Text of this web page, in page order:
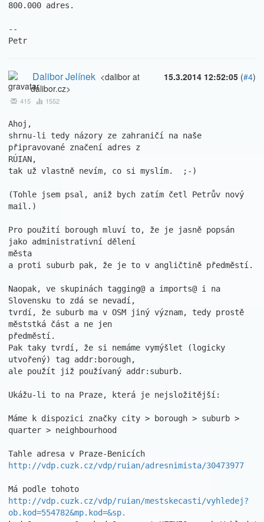
800.000 adres.
--
Petr
15.3.2014 12:52:05 (#4)
Dalibor Jelínek <dalibor at
dalibor.cz>
415 1552
Ahoj,
shrnu-li tedy názory ze zahraničí na naše
připravované značení adres z
RÚIAN,
tak už vlastně nevím, co si myslím.  ;-)
(Tohle jsem psal, aniž bych zatím četl Petrův nový
mail.)
Pro použití borough mluví to, že je jasně popsán
jako administrativní dělení
města
a proti suburb pak, že je to v angličtině předměstí.
Naopak, ve skupinách tagging@ a imports@ i na
Slovensku to zdá se nevadí,
tvrdí, že suburb ma v OSM jiný význam, tedy prostě
měststká část a ne jen
předměstí.
Pak taky tvrdí, že si nemáme vymýšlet (logicky
utvořený) tag addr:borough,
ale použít již používaný addr:suburb.
Ukážu-li to na Praze, která je nejsložitější:
Máme k dispozici značky city > borough > suburb >
quarter > neighbourhood
http://vdp.cuzk.cz/vdp/ruian/adresnimista/30473977
http://vdp.cuzk.cz/vdp/ruian/mestskecasti/vyhledej?
ob.kod=554782&mp.kod=&sp.